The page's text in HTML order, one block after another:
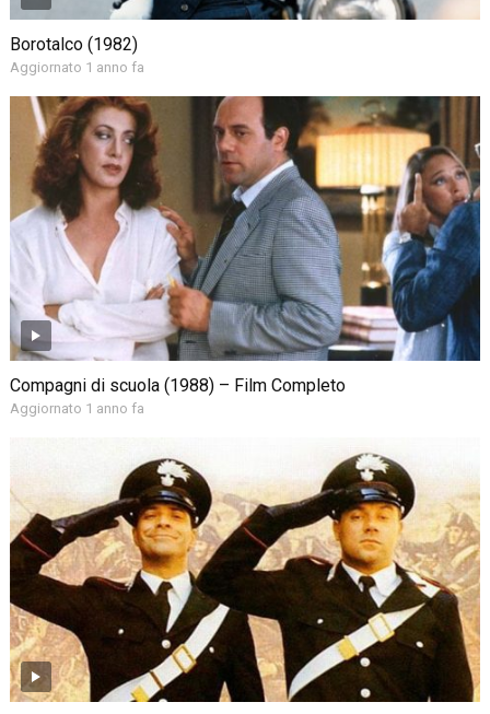
Borotalco (1982)
Aggiornato 1 anno fa
Compagni di scuola (1988) – Film Completo
Aggiornato 1 anno fa